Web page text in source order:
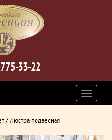
33-22
/ Люстра подвесная